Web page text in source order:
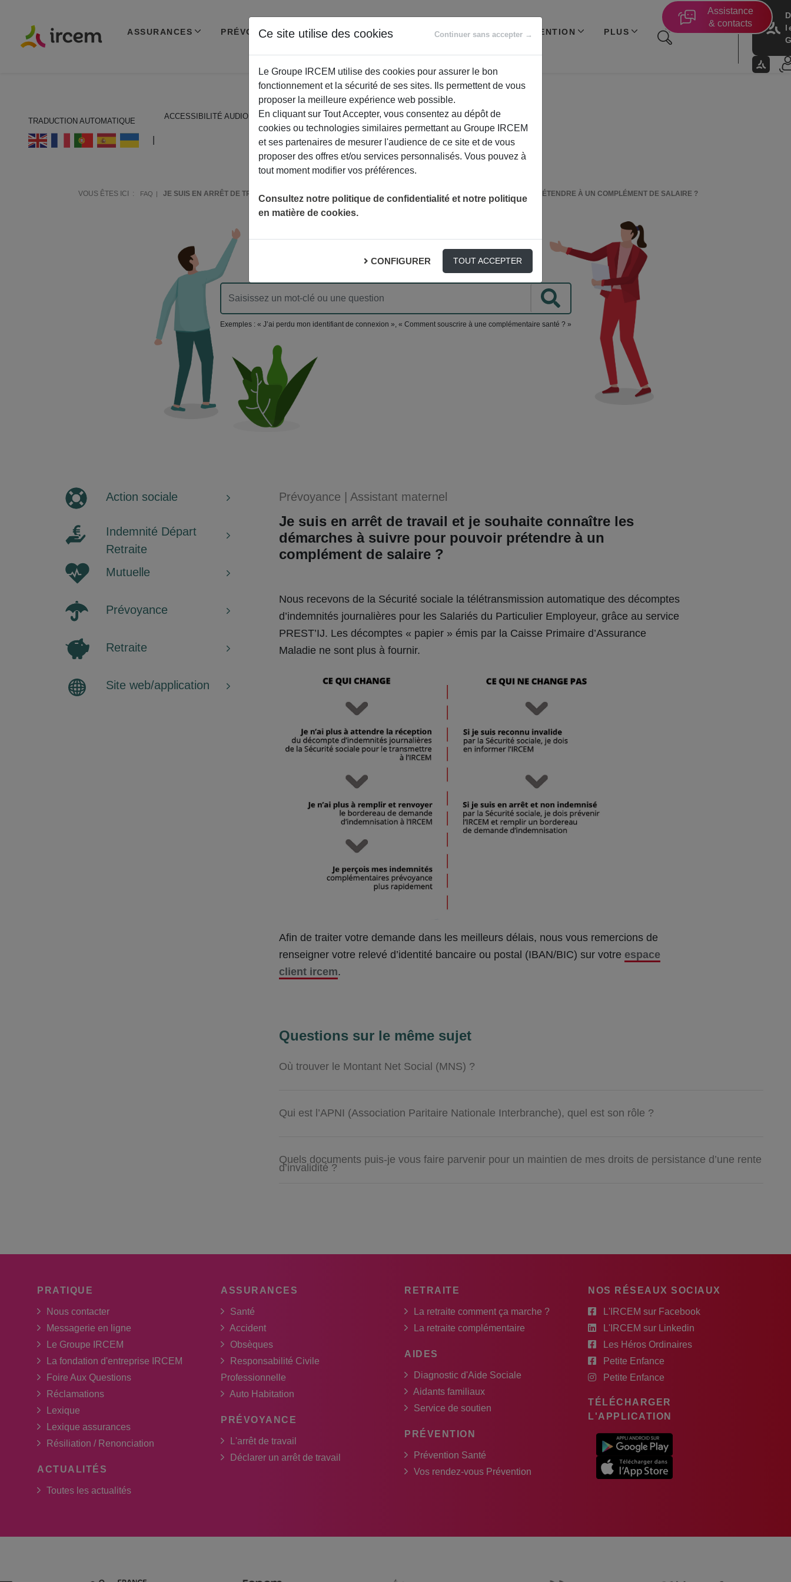
Assistance
& contacts
ASSURANCES PRÉVOYANCE RETRAITE
ACCOMPAGNEMENT
PRÉVENTION PLUS
TRADUCTION AUTOMATIQUE
ACCESSIBILITÉ AUDIO
VOUS ÊTES ICI : FAQ JE SUIS EN ARRÊT DE TRAVAIL ET JE SOUHAITE CONNAÎTRE LES DÉMARCHES À SUIVRE POUR POUVOIR PRÉTENDRE À UN COMPLÉMENT DE SALAIRE ?
Comment vous aider ?
Exemples : « J’ai perdu mon identifiant de connexion », « Comment souscrire à une complémentaire santé ? »
Action sociale
Indemnité Départ
Retraite
Mutuelle
Prévoyance
Retraite
Site web/application
Prévoyance Assistant maternel
Je suis en arrêt de travail et je souhaite connaître les
démarches à suivre pour pouvoir prétendre à un
complément de salaire ?
Nous recevons de la Sécurité sociale la télétransmission automatique des décomptes
d’indemnités journalières pour les Salariés du Particulier Employeur, grâce au service
PREST’IJ. Les décomptes « papier » émis par la Caisse Primaire d’Assurance
Maladie ne sont plus à fournir.
Afin de traiter votre demande dans les meilleurs délais, nous vous remercions de
renseigner votre relevé d’identité bancaire ou postal (IBAN/BIC) sur votre espace
client ircem.
Questions sur le même sujet
Où trouver le Montant Net Social (MNS) ?
Qui est l’APNI (Association Paritaire Nationale Interbranche), quel est son rôle ?
Quels documents puis-je vous faire parvenir pour un maintien de mes droits de persistance d’une rente
d’invalidité ?
PRATIQUE
Nous contacter
Messagerie en ligne
Le Groupe IRCEM
La fondation d'entreprise IRCEM
Foire Aux Questions
Réclamations
Lexique
Lexique assurances
Résiliation / Renonciation
ACTUALITÉS
Toutes les actualités
ASSURANCES
Santé
Accident
Obsèques
Responsabilité Civile
Professionnelle
Auto Habitation
PRÉVOYANCE
L'arrêt de travail
Déclarer un arrêt de travail
RETRAITE
La retraite comment ça marche ?
La retraite complémentaire
AIDES
Diagnostic d'Aide Sociale
Aidants familiaux
Service de soutien
PRÉVENTION
Prévention Santé
Vos rendez-vous Prévention
NOS RÉSEAUX SOCIAUX
L'IRCEM sur Facebook
L'IRCEM sur Linkedin
Les Héros Ordinaires
Petite Enfance
Petite Enfance
TÉLÉCHARGER
L'APPLICATION
Ce site utilise des cookies Continuer sans accepter →
Le Groupe IRCEM utilise des cookies pour assurer le bon
fonctionnement et la sécurité de ses sites. Ils permettent de vous
proposer la meilleure expérience web possible.
En cliquant sur Tout Accepter, vous consentez au dépôt de
cookies ou technologies similaires permettant au Groupe IRCEM
et ses partenaires de mesurer l'audience de ce site et de vous
proposer des offres et/ou services personnalisés. Vous pouvez à
tout moment modifier vos préférences.
Consultez notre politique de confidentialité et notre politique
en matière de cookies.
CONFIGURER TOUT ACCEPTER